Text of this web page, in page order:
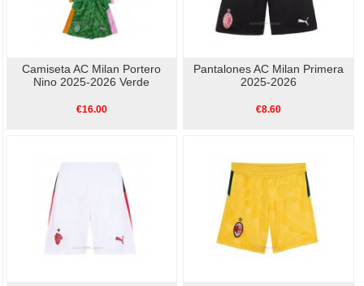
Camiseta AC Milan Portero
Nino 2025-2026 Verde
€16.00
Pantalones AC Milan Primera
2025-2026
€8.60